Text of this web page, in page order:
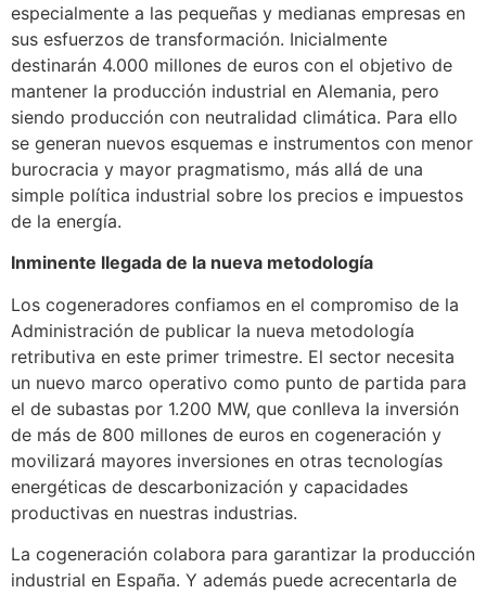
especialmente a las pequeñas y medianas empresas en
sus esfuerzos de transformación. Inicialmente
destinarán 4.000 millones de euros con el objetivo de
mantener la producción industrial en Alemania, pero
siendo producción con neutralidad climática. Para ello
se generan nuevos esquemas e instrumentos con menor
burocracia y mayor pragmatismo, más allá de una
simple política industrial sobre los precios e impuestos
de la energía.
Inminente llegada de la nueva metodología
Los cogeneradores confiamos en el compromiso de la
Administración de publicar la nueva metodología
retributiva en este primer trimestre. El sector necesita
un nuevo marco operativo como punto de partida para
el de subastas por 1.200 MW, que conlleva la inversión
de más de 800 millones de euros en cogeneración y
movilizará mayores inversiones en otras tecnologías
energéticas de descarbonización y capacidades
productivas en nuestras industrias.
La cogeneración colabora para garantizar la producción
industrial en España. Y además puede acrecentarla de